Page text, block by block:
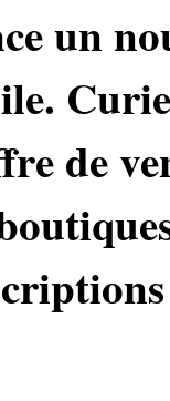
un
de